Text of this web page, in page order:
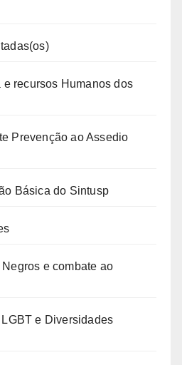
recursos Humanos dos
Prevenção ao Assedio
Básica do Sintusp
e combate ao
e Diversidades